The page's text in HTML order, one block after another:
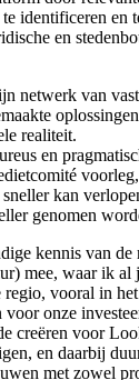
identificeren en
en
netwerk van
realiteit.
en
kan
genomen
kennis van
mee, waar ik al
vooral in
onze
creëren voor
en daarbij
met zowel